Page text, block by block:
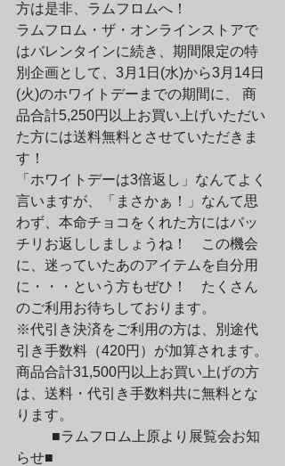
方は是非、ラムフロムへ！
ラムフロム・ザ・オンラインストアで
はバレンタインに続き、期間限定の特
別企画として、3月1日(水)から3月14日
(火)のホワイトデーまでの期間に、 商
品合計5,250円以上お買い上げいただい
た方には送料無料とさせていただきま
す！
「ホワイトデーは3倍返し」なんてよく
言いますが、「まさかぁ！」なんて思
わず、本命チョコをくれた方にはバッ
チリお返ししましょうね！　この機会
に、迷っていたあのアイテムを自分用
に・・・という方もぜひ！　たくさん
のご利用お待ちしております。
※代引き決済をご利用の方は、別途代
引き手数料（420円）が加算されます。
商品合計31,500円以上お買い上げの方
は、送料・代引き手数料共に無料とな
ります。
らせ■